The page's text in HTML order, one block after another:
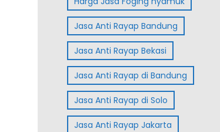
Jasa Anti Rayap Bandung
Jasa Anti Rayap Bekasi
Jasa Anti Rayap di Bandung
Jasa Anti Rayap di Solo
Jasa Anti Rayap Jakarta